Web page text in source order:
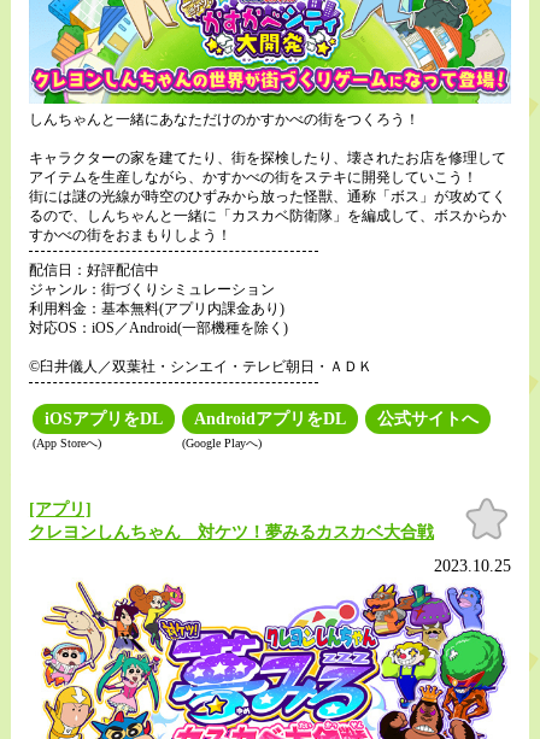
しんちゃんと一緒にあなただけのかすかべの街をつくろう！
キャラクターの家を建てたり、街を探検したり、壊されたお店を修理して
アイテムを生産しながら、かすかべの街をステキに開発していこう！
街には謎の光線が時空のひずみから放った怪獣、通称「ボス」が攻めてく
るので、しんちゃんと一緒に「カスカベ防衛隊」を編成して、ボスからか
すかべの街をおまもりしよう！
配信日：好評配信中
ジャンル：街づくりシミュレーション
利用料金：基本無料(アプリ内課金あり)
対応OS：iOS／Android(一部機種を除く)
©臼井儀人／双葉社・シンエイ・テレビ朝日・ＡＤＫ
iOSアプリをDL
(App Storeへ)
AndroidアプリをDL
(Google Playへ)
公式サイトへ
[アプリ]
クレヨンしんちゃん 対ケツ！夢みるカスカベ大合戦
お気
に入
2023.10.25